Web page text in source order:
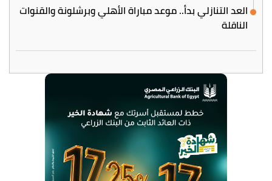
العد التنازلي بدأ.. موعد مباراة الأهلي وبرشلونة والقنوات
الناقلة